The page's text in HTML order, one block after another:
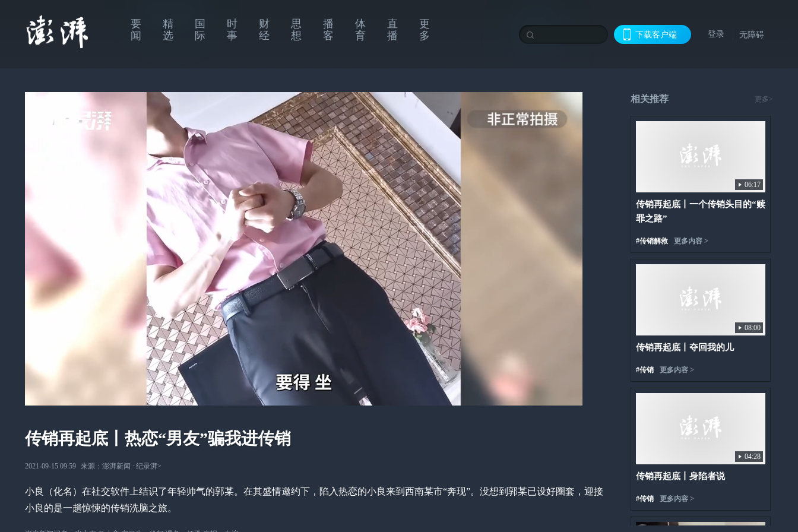
要
闻
精
选
国
际
时
事
财
经
思
想
播
客
体
育
直
播
更
多
下载客户端 登录 无障碍
传销再起底丨热恋“男友”骗我进传销
2021-09-15 09:59 来源： 澎湃新闻 ∙ 纪录湃>
小良（化名）在社交软件上结识了年轻帅气的郭某。在其盛情邀约下，陷入热恋的小良来到西南某市“奔现”。没想到郭某已设好圈套，迎接
小良的是一趟惊悚的传销洗脑之旅。
相关推荐 更多>
06:17
传销再起底丨一个传销头目的“赎
罪之路”
#传销解救 更多内容 >
08:00
传销再起底丨夺回我的儿
#传销 更多内容 >
04:28
传销再起底丨身陷者说
#传销 更多内容 >